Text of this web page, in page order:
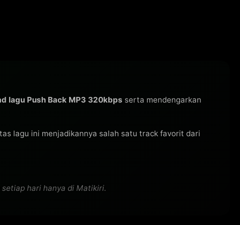
lagu Push Back MP3 320kbps serta mendengarkan
lagu ini menjadikannya salah satu track favorit dari
hari hanya di Matikiri.